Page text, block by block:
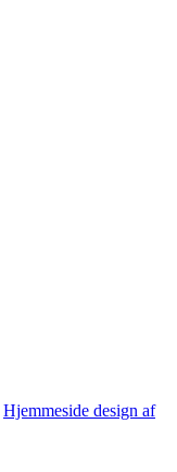
Hjemmeside design af